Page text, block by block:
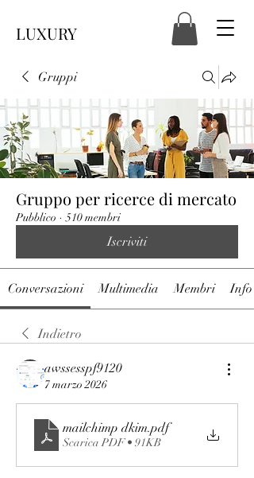
LUXURY
Gruppi
Gruppo per ricerce di mercato
Pubblico · 510 membri
Iscriviti
Conversazioni Multimedia Membri Info
Indietro
awssesspf9120
7 marzo 2026
mailchimp dkim.pdf
Scarica PDF • 91KB